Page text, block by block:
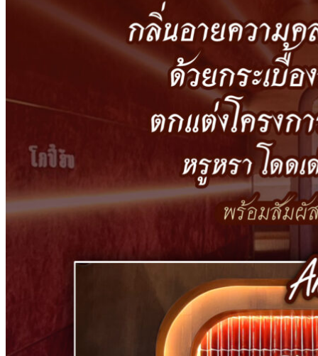
กระเบื้องสระว่ายน้ำหินธรรมชาติ
กระเบื้องสระว่ายนํ้า Porcelain stone รุ่น
Kyanite stone
กระเบื้องขอบสระว่ายน้ำ
กระเบื้องลายโบราณ
แกรนิตโต้ ไทล์
นาริตะ
กระเบื้องสระว่ายน้ำ KENZAI
ยิปซี ไทล์
อ่างล้างหน้าเซรามิค
ปูนกาวยาเเนวจระเข้